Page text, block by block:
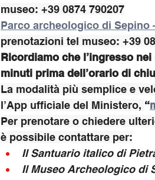
museo: +39 0874 790207
Parco archeologico di Sepino
prenotazioni tel museo: +39
Ricordiamo che l’ingresso
minuti prima dell’orario di
La modalità più semplice e
l’App ufficiale del Ministero, “
Per prenotare o chiedere
è possibile contattare per:
Il Santuario italico di
Il Museo Archeologico di